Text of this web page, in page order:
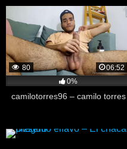
80
06:52
0%
camilotorres96 – camilo torres